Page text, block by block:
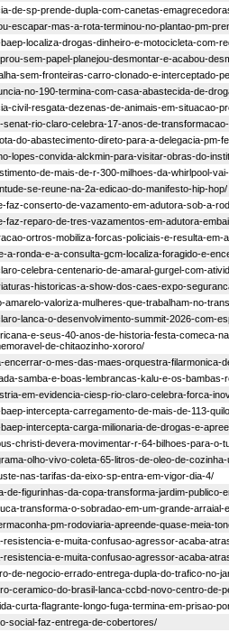
de-sp-prende-dupla-com-canetas-
escapar-mas-a-rota-terminou-no-plantao-pm-
localiza-drogas-dinheiro-e-motocicleta-com-
sem-papel-planejou-desmontar-e-acabou-
sem-fronteiras-carro-clonado-e-interceptado-
no-190-termina-com-casa-abastecida-de-
civil-resgata-dezenas-de-animais-em-situacao-
rio-claro-celebra-17-anos-de-
do-abastecimento-direto-para-a-delegacia-
lopes-convida-alckmin-para-visitar-obras-do-
de-mais-de-r-300-milhoes-da-whirlpool-
se-reune-na-2a-edicao-do-manifesto-hip-hop/
faz-conserto-de-vazamento-em-adutora-sob-a-
faz-reparo-de-tres-vazamentos-em-adutora-
ortros-mobiliza-forcas-policiais-e-resulta-
a-ronda-e-a-consulta-gcm-localiza-foragido-e-
celebra-centenario-de-amaral-gurgel-com-
historicas-a-show-dos-caes-expo-
amarelo-valoriza-mulheres-que-trabalham-no-
lanca-o-desenvolvimento-summit-2026-com-
e-seus-40-anos-de-historia-festa-comeca-
de-chitaozinho-xororo/
encerrar-o-mes-das-maes-orquestra-
samba-e-boas-lembrancas-kalu-e-os-
em-evidencia-ciesp-rio-claro-celebra-forca-
intercepta-carregamento-de-mais-de-113-
intercepta-carga-milionaria-de-drogas-e-
christi-devera-movimentar-r-64-bilhoes-para-o-
olho-vivo-coleta-65-litros-de-oleo-de-
nas-tarifas-da-eixo-sp-entra-em-vigor-dia-4/
de-figurinhas-da-copa-transforma-jardim-
transforma-o-sobradao-em-um-grande-
pm-rodoviaria-apreende-quase-meia-
e-muita-confusao-agressor-acaba-
e-muita-confusao-agressor-acaba-
de-negocio-errado-entrega-dupla-do-trafico-no-
ceramico-do-brasil-lanca-ccbd-novo-centro-de-
curta-flagrante-longo-fuga-termina-em-prisao-
social-faz-entrega-de-cobertores/